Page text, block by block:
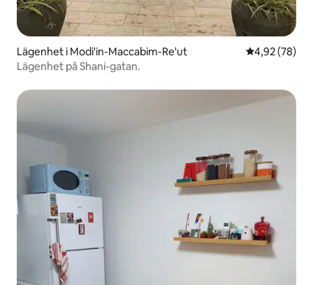
Lägenhet i Modi'in-Maccabim-Re'ut 4,92 av 5 i
4,92 (78)
Lägenhet på Shani-gatan.